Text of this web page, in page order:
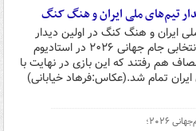
تیم‌های ملی ایران و هنگ کنگ
ایران و هنگ کنگ در اولین دیدار
مقدماتی انتخابی جام جهانی ۲۰۲۶ در استادیوم
هم رفتند که این بازی در نهایت با
۲۰۲۶؛